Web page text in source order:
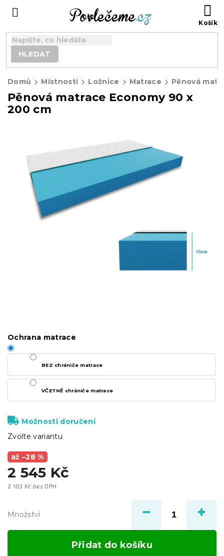
HLEDAT
Domů Místnosti Ložnice Matrace
Pěnová matrace Economy 90 x
200 cm
až –28 %
2 545 Kč
2 103 Kč bez DPH
Zvolte variantu
Ochrana matrace
BEZ chrániče matrace
VČETNĚ chrániče matrace
Možnosti doručení
Množství
Přidat do košíku